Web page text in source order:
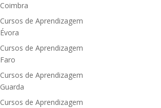
Coimbra
Cursos de Aprendizagem
Évora
Cursos de Aprendizagem
Faro
Cursos de Aprendizagem
Guarda
Cursos de Aprendizagem